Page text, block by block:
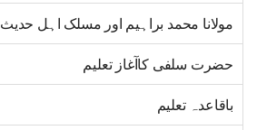
مولانا محمد براہیم اور مسلک اہل حدیث
حضرت سلفی کاآغاز تعلیم
باقاعدہ تعلیم